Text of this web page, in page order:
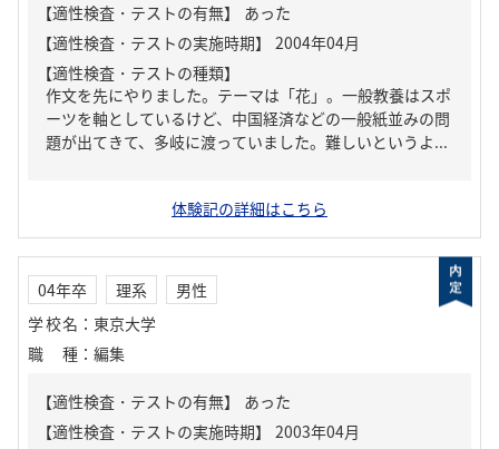
【適性検査・テストの有無】 あった
【適性検査・テストの種類】
作文を先にやりました。テーマは「花」。一般教養はスポ
ーツを軸としているけど、中国経済などの一般紙並みの問
題が出てきて、多岐に渡っていました。難しいというよ...
体験記の詳細はこちら
04年卒 理系
男性
学校名 ： 東京大学
職種 ： 編集
【適性検査・テストの有無】 あった